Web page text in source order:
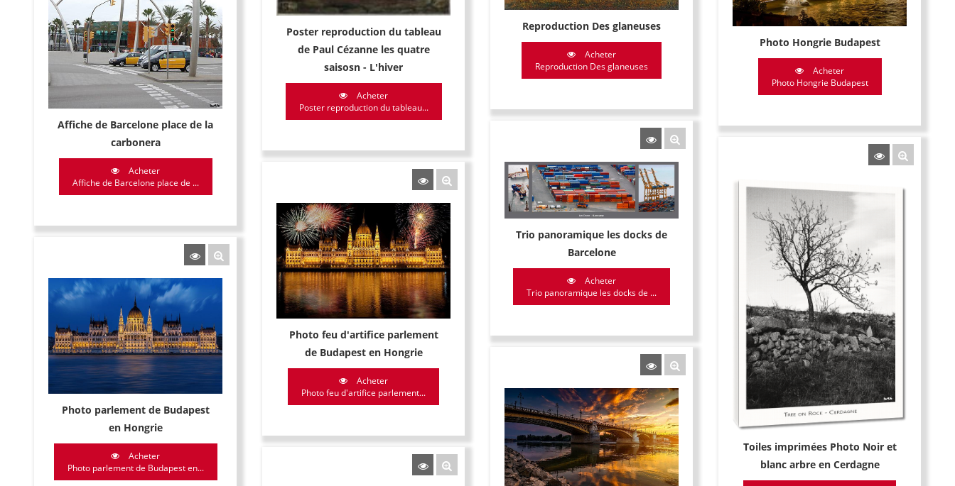
Poster reproduction du tableau
de Paul Cézanne les quatre
saisosn - L'hiver
Acheter
Poster reproduction du tableau...
Affiche de Barcelone place de la
carbonera
Acheter
Affiche de Barcelone place de ...
Reproduction Des glaneuses
Acheter
Reproduction Des glaneuses
Photo Hongrie Budapest
Acheter
Photo Hongrie Budapest
Trio panoramique les docks de
Barcelone
Acheter
Trio panoramique les docks de ...
Toiles imprimées Photo Noir et
blanc arbre en Cerdagne
Photo feu d'artifice parlement
de Budapest en Hongrie
Acheter
Photo feu d'artifice parlement...
Photo parlement de Budapest
en Hongrie
Acheter
Photo parlement de Budapest en...